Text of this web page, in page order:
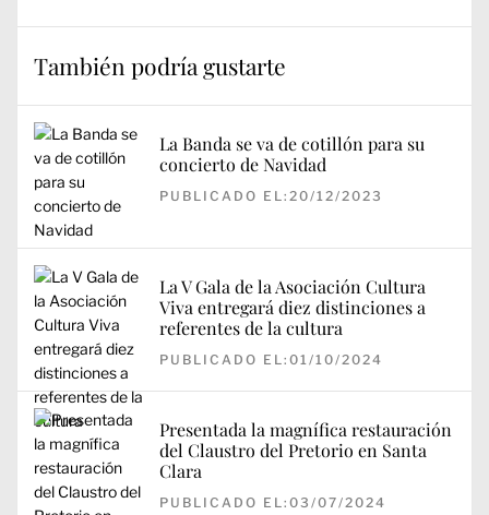
También podría gustarte
La Banda se va de cotillón para su
concierto de Navidad
PUBLICADO EL:20/12/2023
La V Gala de la Asociación Cultura
Viva entregará diez distinciones a
referentes de la cultura
PUBLICADO EL:01/10/2024
Presentada la magnífica restauración
del Claustro del Pretorio en Santa
Clara
PUBLICADO EL:03/07/2024